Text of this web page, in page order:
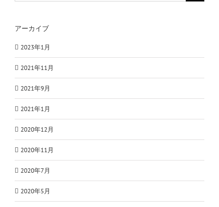
アーカイブ
2023年1月
2021年11月
2021年9月
2021年1月
2020年12月
2020年11月
2020年7月
2020年5月